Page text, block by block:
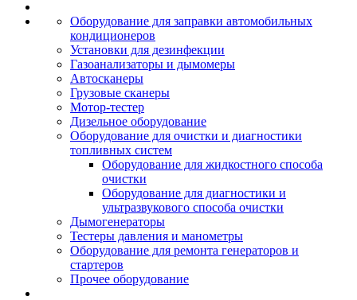
Оборудование для заправки автомобильных
кондиционеров
Установки для дезинфекции
Газоанализаторы и дымомеры
Автосканеры
Грузовые сканеры
Мотор-тестер
Дизельное оборудование
Оборудование для очистки и диагностики
топливных систем
Оборудование для жидкостного способа
очистки
Оборудование для диагностики и
ультразвукового способа очистки
Дымогенераторы
Тестеры давления и манометры
Оборудование для ремонта генераторов и
стартеров
Прочее оборудование